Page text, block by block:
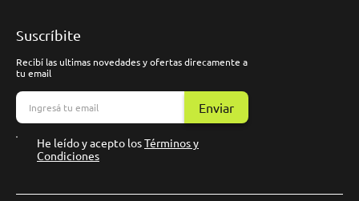
Suscríbite
Recibí las ultimas novedades y ofertas direcamente a
tu email
Enviar
He leído y acepto losTérminos y
Condiciones